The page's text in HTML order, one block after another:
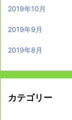
2019年10月
2019年9月
2019年8月
カテゴリー